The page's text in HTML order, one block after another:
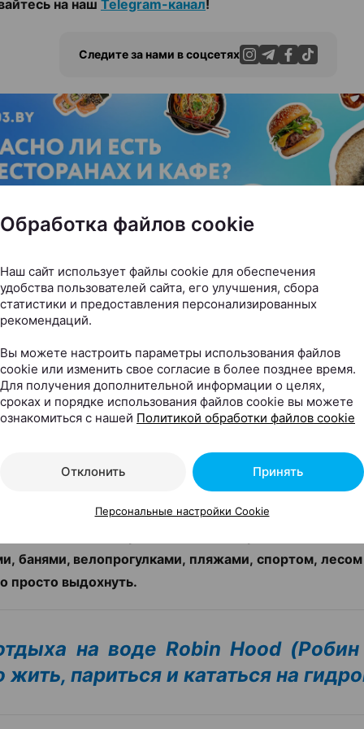
на наш Telegram-канал!
Следите за нами в соцсетях
дня
в Беларуси
для отпуска, выходных и
хотя бы на время выключить рабочие чаты,
там, где вместо шума города слышны птицы,
площадке. Собрали места для разного
банями, велопрогулками, пляжами, спортом,
просто выдохнуть.
на воде Robin Hood (Робин
париться и кататься на
Обработка файлов cookie
Наш сайт использует файлы cookie для обеспечения
удобства пользователей сайта, его улучшения, сбора
статистики и предоставления персонализированных
рекомендаций.
Вы можете настроить параметры использования файлов
cookie или изменить свое согласие в более позднее время.
Для получения дополнительной информации о целях,
сроках и порядке использования файлов cookie вы можете
ознакомиться с нашей Политикой обработки файлов cookie
Отклонить Принять
Персональные настройки Cookie